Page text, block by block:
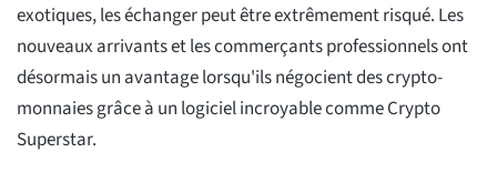
exotiques, les échanger peut être extrêmement risqué. Les
nouveaux arrivants et les commerçants professionnels ont
désormais un avantage lorsqu'ils négocient des crypto-
monnaies grâce à un logiciel incroyable comme Crypto
Superstar.